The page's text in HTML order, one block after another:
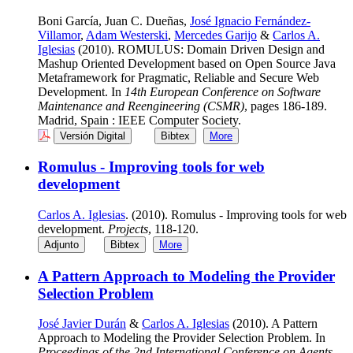
Boni García, Juan C. Dueñas, José Ignacio Fernández-
Villamor, Adam Westerski, Mercedes Garijo & Carlos A.
Iglesias (2010). ROMULUS: Domain Driven Design and
Mashup Oriented Development based on Open Source Java
Metaframework for Pragmatic, Reliable and Secure Web
Development. In 14th European Conference on Software
Maintenance and Reengineering (CSMR), pages 186-189.
Madrid, Spain : IEEE Computer Society.
Versión Digital Bibtex More
Romulus - Improving tools for web
development
Carlos A. Iglesias. (2010). Romulus - Improving tools for web
development. Projects, 118-120.
Adjunto Bibtex More
A Pattern Approach to Modeling the Provider
Selection Problem
José Javier Durán & Carlos A. Iglesias (2010). A Pattern
Approach to Modeling the Provider Selection Problem. In